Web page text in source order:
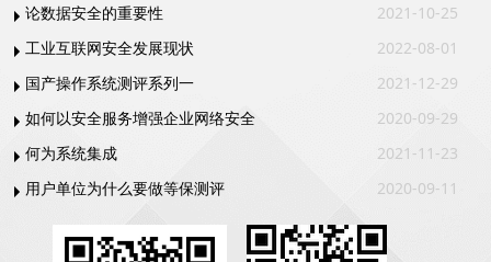
论数据安全的重要性
2021-10-25
工业互联网安全发展现状
2022-08-01
国产操作系统测评系列一
2021-12-29
如何以安全服务增强企业网络安全
2020-09-29
何为系统集成
2021-11-23
用户单位为什么要做等保测评
2020-09-11